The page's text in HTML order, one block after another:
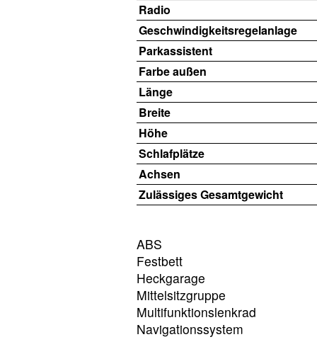
Radio
Geschwindigkeitsregelanlage
Parkassistent
Farbe außen
Länge
Breite
Höhe
Schlafplätze
Achsen
Zulässiges Gesamtgewicht
ABS
Festbett
Heckgarage
Mittelsitzgruppe
Multifunktionslenkrad
Navigationssystem